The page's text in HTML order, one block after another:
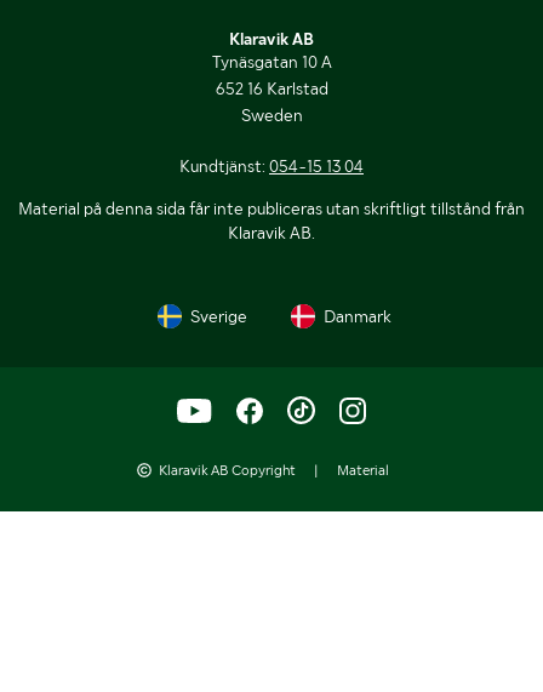
Klaravik AB
Tynäsgatan 10 A
652 16 Karlstad
Sweden
Kundtjänst: 054-15 13 04
Material på denna sida får inte publiceras utan skriftligt tillstånd från
Klaravik AB.
Sverige Danmark
Klaravik AB Copyright | Material